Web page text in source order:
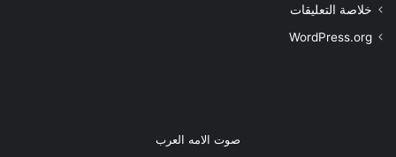
خلاصة التعليقات
WordPress.org
صوت الامه العرب